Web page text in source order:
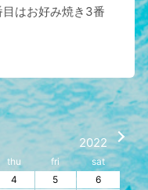
はお好み焼き3番
2022
thu fri
sat
4 5
6